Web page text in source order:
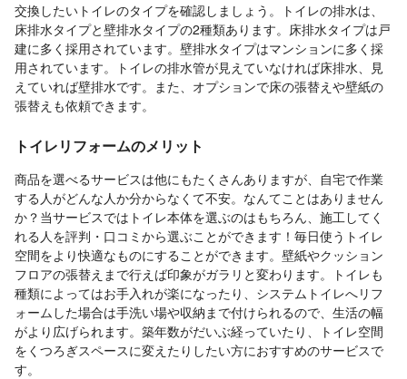
交換したいトイレのタイプを確認しましょう。トイレの排水は、
床排水タイプと壁排水タイプの2種類あります。床排水タイプは戸
建に多く採用されています。壁排水タイプはマンションに多く採
用されています。トイレの排水管が見えていなければ床排水、見
えていれば壁排水です。また、オプションで床の張替えや壁紙の
張替えも依頼できます。
トイレリフォームのメリット
商品を選べるサービスは他にもたくさんありますが、自宅で作業
する人がどんな人か分からなくて不安。なんてことはありません
か？当サービスではトイレ本体を選ぶのはもちろん、施工してく
れる人を評判・口コミから選ぶことができます！毎日使うトイレ
空間をより快適なものにすることができます。壁紙やクッション
フロアの張替えまで行えば印象がガラリと変わります。トイレも
種類によってはお手入れが楽になったり、システムトイレへリフ
ォームした場合は手洗い場や収納まで付けられるので、生活の幅
がより広げられます。築年数がだいぶ経っていたり、トイレ空間
をくつろぎスペースに変えたりしたい方におすすめのサービスで
す。